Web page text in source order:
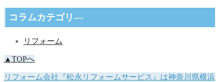
コラムカテゴリ―
リフォーム
▲TOPへ
リフォーム会社『松永リフォームサービス』は神奈川県横浜